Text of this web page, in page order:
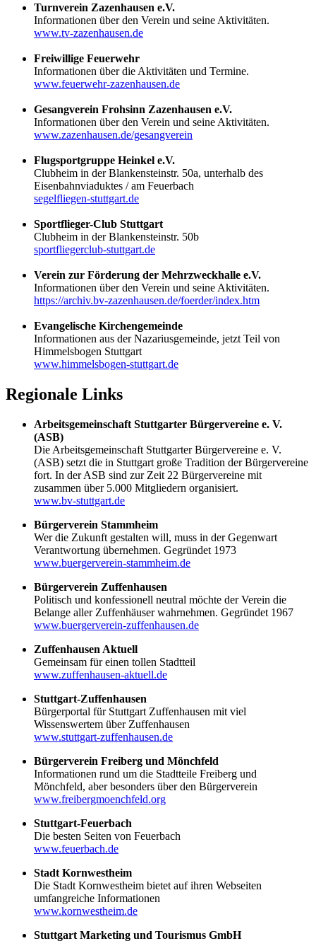
Turnverein Zazenhausen e.V.
Informationen über den Verein und seine Aktivitäten.
www.tv-zazenhausen.de
Freiwillige Feuerwehr
Informationen über die Aktivitäten und Termine.
www.feuerwehr-zazenhausen.de
Gesangverein Frohsinn Zazenhausen e.V.
Informationen über den Verein und seine Aktivitäten.
www.zazenhausen.de/gesangverein
Flugsportgruppe Heinkel e.V.
Clubheim in der Blankensteinstr. 50a, unterhalb des
Eisenbahnviaduktes / am Feuerbach
segelfliegen-stuttgart.de
Sportflieger-Club Stuttgart
Clubheim in der Blankensteinstr. 50b
sportfliegerclub-stuttgart.de
Verein zur Förderung der Mehrzweckhalle e.V.
Informationen über den Verein und seine Aktivitäten.
https://archiv.bv-zazenhausen.de/foerder/index.htm
Evangelische Kirchengemeinde
Informationen aus der Nazariusgemeinde, jetzt Teil von
Himmelsbogen Stuttgart
www.himmelsbogen-stuttgart.de
Regionale Links
Arbeitsgemeinschaft Stuttgarter Bürgervereine e. V.
(ASB)
Die Arbeitsgemeinschaft Stuttgarter Bürgervereine e. V.
(ASB) setzt die in Stuttgart große Tradition der Bürgervereine
fort. In der ASB sind zur Zeit 22 Bürgervereine mit
zusammen über 5.000 Mitgliedern organisiert.
www.bv-stuttgart.de
Bürgerverein Stammheim
Wer die Zukunft gestalten will, muss in der Gegenwart
Verantwortung übernehmen. Gegründet 1973
www.buergerverein-stammheim.de
Bürgerverein Zuffenhausen
Politisch und konfessionell neutral möchte der Verein die
Belange aller Zuffenhäuser wahrnehmen. Gegründet 1967
www.buergerverein-zuffenhausen.de
Zuffenhausen Aktuell
Gemeinsam für einen tollen Stadtteil
www.zuffenhausen-aktuell.de
Stuttgart-Zuffenhausen
Bürgerportal für Stuttgart Zuffenhausen mit viel
Wissenswertem über Zuffenhausen
www.stuttgart-zuffenhausen.de
Bürgerverein Freiberg und Mönchfeld
Informationen rund um die Stadtteile Freiberg und
Mönchfeld, aber besonders über den Bürgerverein
www.freibergmoenchfeld.org
Stuttgart-Feuerbach
Die besten Seiten von Feuerbach
www.feuerbach.de
Stadt Kornwestheim
Die Stadt Kornwestheim bietet auf ihren Webseiten
umfangreiche Informationen
www.kornwestheim.de
Stuttgart Marketing und Tourismus GmbH